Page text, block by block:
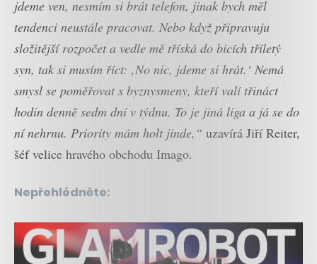
jdeme ven, nesmím si brát telefon, jinak bych měl
tendenci neustále pracovat. Nebo když připravuju
složitější rozpočet a vedle mě tříská do bicích tříletý
syn, tak si musím říct: ‚No nic, jdeme si hrát.‘ Nemá
smysl se poměřovat s byznysmeny, kteří valí třináct
hodin denně sedm dní v týdnu. To je jiná liga a já se do
ní nehrnu. Priority mám holt jinde,“ uzavírá Jiří Reiter,
šéf velice hravého obchodu Imago.
Nepřehlédněte: